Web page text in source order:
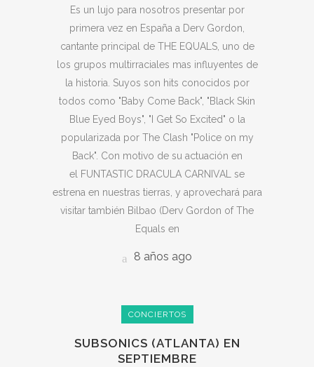
Es un lujo para nosotros presentar por
primera vez en España a Derv Gordon,
cantante principal de THE EQUALS, uno de
los grupos multirraciales mas influyentes de
la historia. Suyos son hits conocidos por
todos como "Baby Come Back", "Black Skin
Blue Eyed Boys", "I Get So Excited" o la
popularizada por The Clash "Police on my
Back". Con motivo de su actuación en
el FUNTASTIC DRACULA CARNIVAL se
estrena en nuestras tierras, y aprovechará para
visitar también Bilbao (Derv Gordon of The
Equals en
8 años ago
CONCIERTOS
SUBSONICS (ATLANTA) EN
SEPTIEMBRE